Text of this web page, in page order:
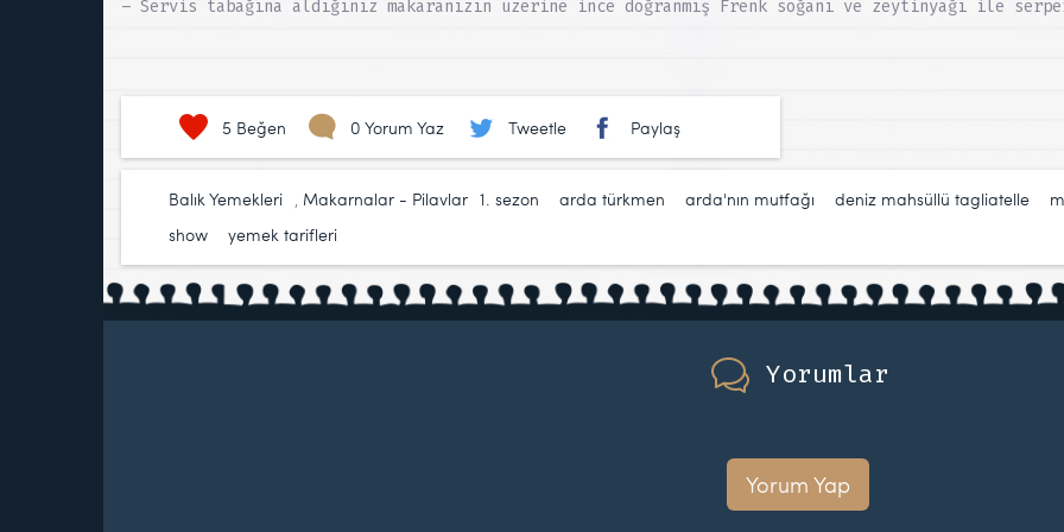
– Servis tabağına aldığınız makaranızın üzerine ince doğranmış Frenk soğanı ve zeytinyağı ile
5 Beğen 0 Yorum Yaz Tweetle Paylaş
Balık Yemekleri Makarnalar - Pilavlar 1. sezon arda türkmen arda'nın mutfağı deniz mahsüllü tagliatelle
show
yemek tarifleri
Yorumlar
Yorum Yap